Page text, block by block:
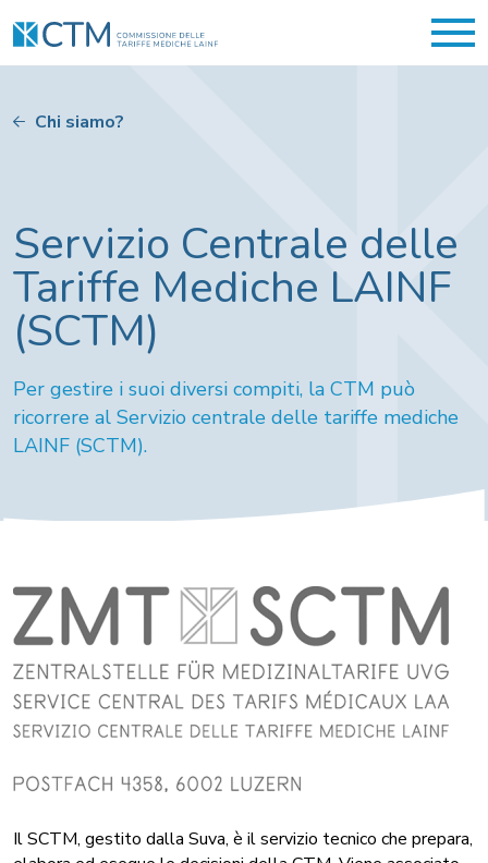
Chi siamo?
Servizio Centrale delle
Tariffe Mediche LAINF
(SCTM)
Per gestire i suoi diversi compiti, la CTM può
ricorrere al Servizio centrale delle tariffe mediche
LAINF (SCTM).
Il SCTM, gestito dalla Suva, è il servizio tecnico che prepara,